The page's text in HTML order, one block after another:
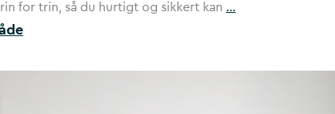
for trin, så du hurtigt og sikkert kan …